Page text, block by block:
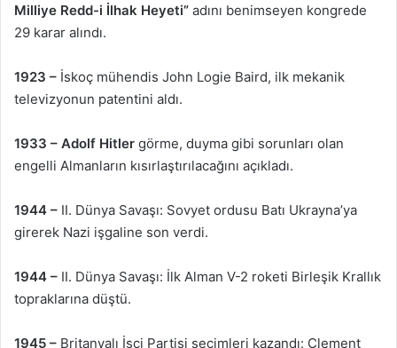
Milliye Redd-i İlhak Heyeti” adını benimseyen kongrede
29 karar alındı.
1923 – İskoç mühendis John Logie Baird, ilk mekanik
televizyonun patentini aldı.
1933 – Adolf Hitler görme, duyma gibi sorunları olan
engelli Almanların kısırlaştırılacağını açıkladı.
1944 – II. Dünya Savaşı: Sovyet ordusu Batı Ukrayna’ya
girerek Nazi işgaline son verdi.
1944 – II. Dünya Savaşı: İlk Alman V-2 roketi Birleşik Krallık
topraklarına düştü.
1945 – Britanyalı İşçi Partisi seçimleri kazandı: Clement